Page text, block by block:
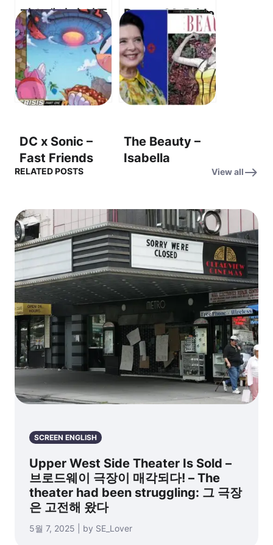
피스메이커 시즌
2 – Official
Trailer Set to
Drop This
Friday: Gunn –
이번 주 금요일,
Danny McBride
의 뱀파이어 시리
즈, “It’s not
what they’re
looking for
right now.” (지
DC x Sonic –
Fast Friends
Fight Darkseid!
이 다크사이드를
물리친다!
The Beauty –
Isabella
From The
Mediterranean
Sea – 이사벨라
로셀리니, 지중해
에서 아름다움을
이야기하다
RELATED POSTS View all
SCREEN ENGLISH
Upper West Side Theater Is Sold –
브로드웨이 극장이 매각되다! – The
theater had been struggling: 그 극장
은 고전해 왔다
5월 7, 2025 | by SE_Lover